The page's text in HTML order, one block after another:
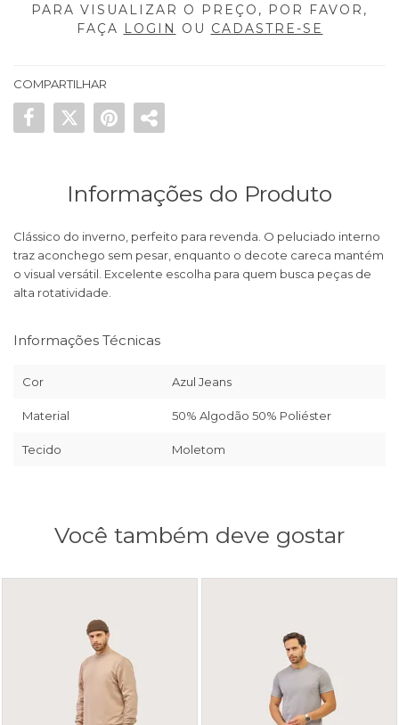
PARA VISUALIZAR O PREÇO, POR FAVOR,
FAÇA LOGIN OU CADASTRE-SE
COMPARTILHAR
Informações do Produto
Clássico do inverno, perfeito para revenda. O peluciado interno
traz aconchego sem pesar, enquanto o decote careca mantém
o visual versátil. Excelente escolha para quem busca peças de
alta rotatividade.
Informações Técnicas
Cor Azul Jeans
Material 50% Algodão 50% Poliéster
Tecido Moletom
Você também deve gostar